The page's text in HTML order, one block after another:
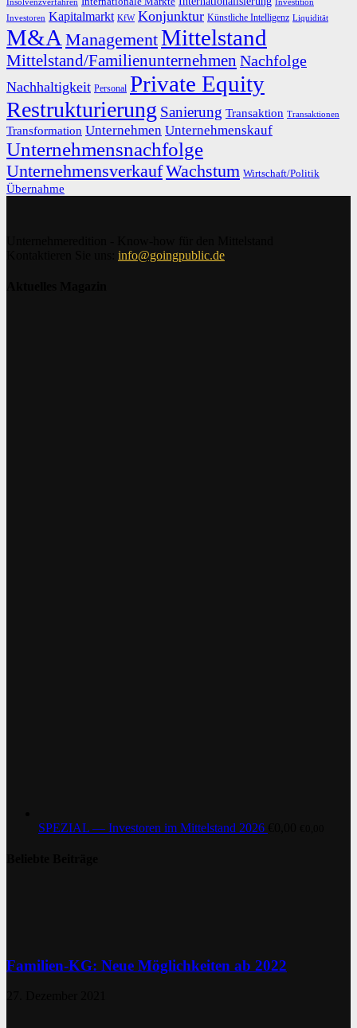
Investition
Investoren Kapitalmarkt KfW Konjunktur Künstliche Intelligenz Liquidität
M&A ManagementMittelstand
Mittelstand/Familienunternehmen Nachfolge
Nachhaltigkeit Personal Private Equity
Restrukturierung Sanierung Transaktion Transaktionen
Transformation Unternehmen Unternehmenskauf
Unternehmensnachfolge
UnternehmensverkaufWachstum Wirtschaft/Politik
Übernahme
info@goingpublic.de
SPEZIAL — Investoren im Mittelstand 2026
Familien-KG: Neue Möglichkeiten ab 2022